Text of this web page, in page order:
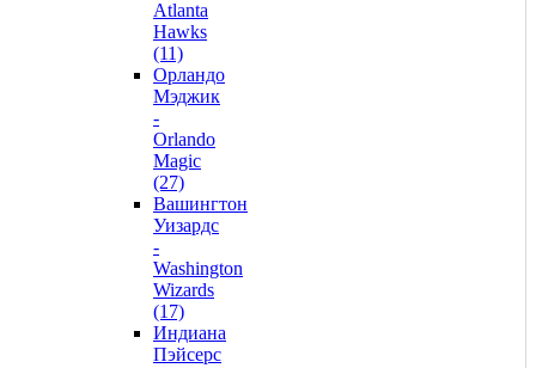
Atlanta
Hawks
(11)
Орландо
Мэджик
-
Orlando
Magic
(27)
Вашингтон
Уизардс
-
Washington
Wizards
(17)
Индиана
Пэйсерс